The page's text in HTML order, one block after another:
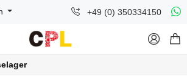
+49 (0) 350334150
 